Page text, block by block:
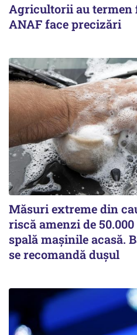
Agricultorii au termen
ANAF face precizări
Măsuri extreme din
riscă amenzi de
spală mașinile acasă.
se recomandă dușul